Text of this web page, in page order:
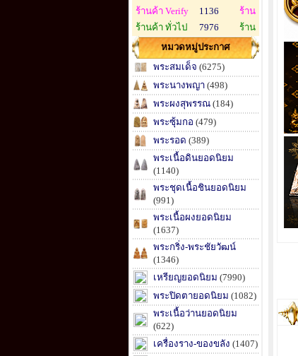
ร้านค้า Verify 1136
ร้าน
ร้านค้า ทั่วไป
7976
ร้าน
หมวดหมู่ประกาศ
พระสมเด็จ (6275)
พระนางพญา (498)
พระผงสุพรรณ (184)
พระซุ้มกอ (479)
พระรอด (389)
พระเนื้อดินยอดนิยม
(1140)
พระชุดเนื้อชินยอดนิยม
(991)
พระเนื้อผงยอดนิยม
(1637)
พระกริ่ง-พระชัยวัฒน์
(1346)
เหรียญยอดนิยม (7990)
พระปิดตายอดนิยม (1082)
พระเนื้อว่านยอดนิยม
(622)
เครื่องราง-ของขลัง (1407)